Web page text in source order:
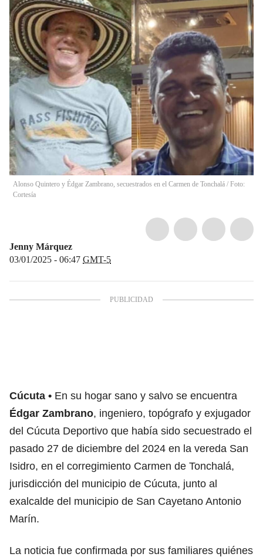
Alonso Quintero y Édgar Zambrano, secuestrados en el Carmen de Tonchalá / Foto:
Cortesía
Jenny Márquez
03/01/2025 - 06:47 GMT-5
Cúcuta
En su hogar sano y salvo se encuentra
Édgar Zambrano, ingeniero, topógrafo y exjugador
del Cúcuta Deportivo que había sido secuestrado el
pasado 27 de diciembre del 2024 en la vereda San
Isidro, en el corregimiento Carmen de Tonchalá,
jurisdicción del municipio de Cúcuta, junto al
exalcalde del municipio de San Cayetano Antonio
Marín.
La noticia fue confirmada por sus familiares quiénes